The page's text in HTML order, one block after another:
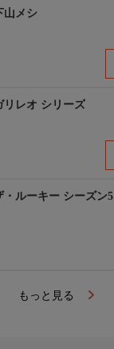
山メシ
リレオ シリーズ
・ルーキー シーズン5
もっと見る